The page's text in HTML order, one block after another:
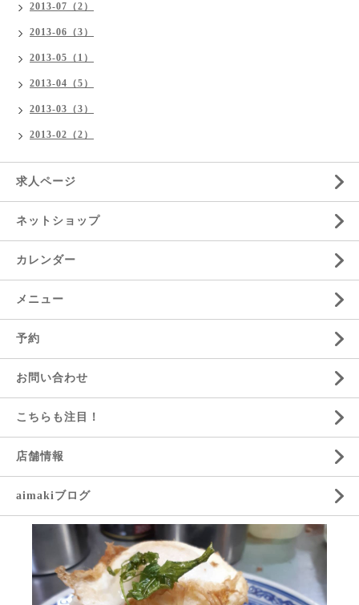
2013-07（2）
2013-06（3）
2013-05（1）
2013-04（5）
2013-03（3）
2013-02（2）
求人ページ
ネットショップ
カレンダー
メニュー
予約
お問い合わせ
こちらも注目！
店舗情報
aimakiブログ